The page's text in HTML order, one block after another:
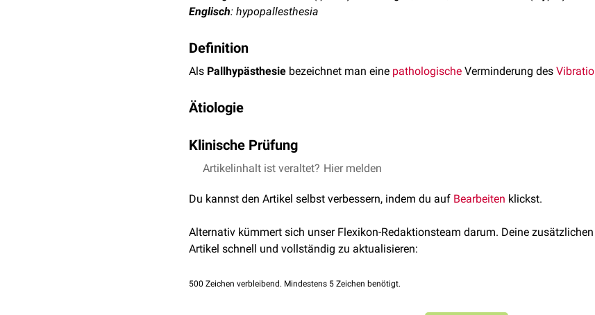
Englisch: hypopallesthesia
Definition
Als Pallhypästhesie bezeichnet man eine pathologische Verminderung des
Ätiologie
(diabetische)Polyneuropathie
ischämische Neuropathiein FolgepAVK
Seltener sind läsions- oder ischämiebedingte
Sensibilität .
Klinische Prüfung
siehe: Pallästhesie
Artikelinhalt ist veraltet? Hier melden
Du kannst den Artikel selbst verbessern, indem du auf Bearbeiten klickst.
Alternativ kümmert sich unser Flexikon-Redaktionsteam darum. Deine
Artikel schnell und vollständig zu aktualisieren:
500 Zeichen verbleibend. Mindestens 5 Zeichen benötigt.